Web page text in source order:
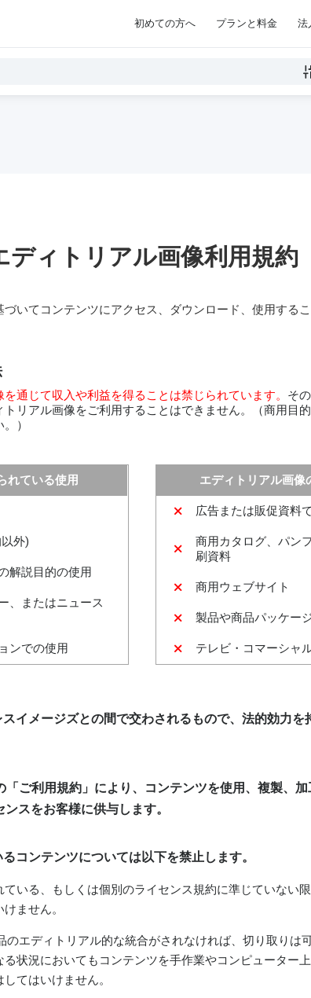
初めての方へ プランと料金 法
ディトリアル画像利用規約
いてコンテンツにアクセス、ダウンロード、使用する
通じて収入や利益を得ることは禁じられています。 そ
リアル画像をご利用することはできません。（商用目
）
れている使用
外)
解説目的の使用
、またはニュース
ンでの使用
エディトリアル画像
広告または販促資料
商用カタログ、パン
刷資料
商用ウェブサイト
製品や商品パッケー
テレビ・コマーシャ
イメージズとの間で交わされるもので、法的効力を
ご利用規約」により、コンテンツを使用、複製、
スをお客様に供与します。
コンテンツについては以下を禁止します。
いる、もしくは個別のライセンス規約に準じていない
ません。
のエディトリアル的な統合がされなければ、切り取りは
状況においてもコンテンツを手作業やコンピューター
てはいけません。